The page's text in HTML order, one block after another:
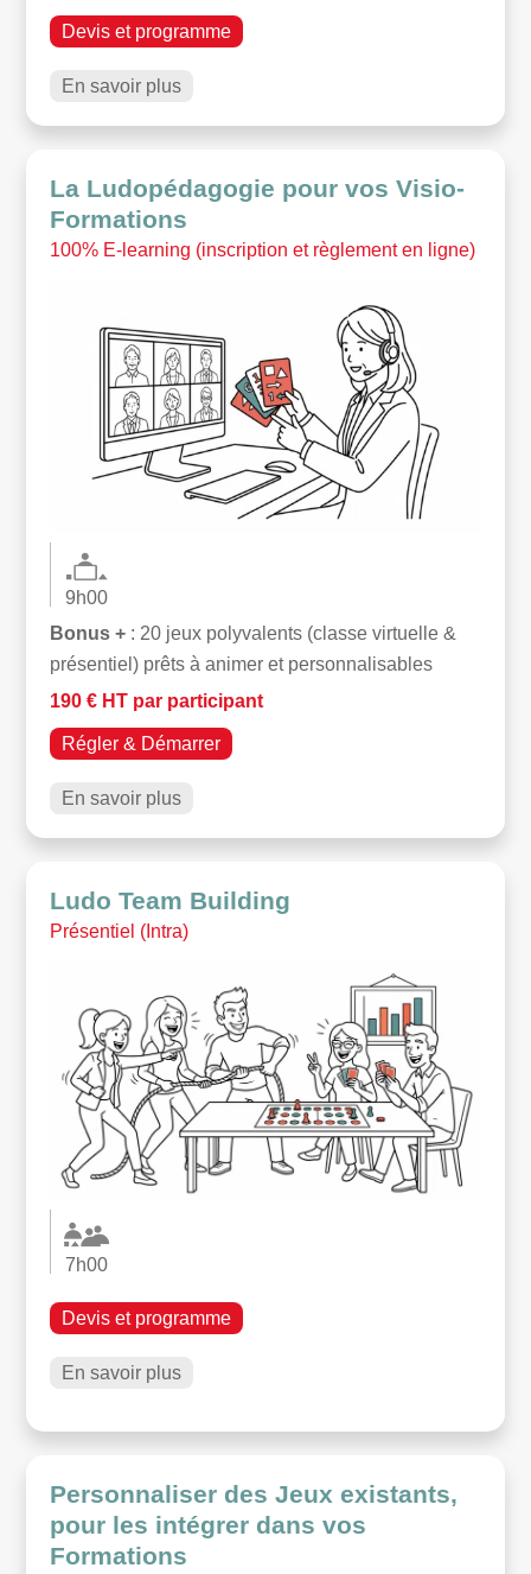
Devis et programme
En savoir plus
La Ludopédagogie pour vos Visio-
Formations
100% E-learning (inscription et règlement en ligne)
9h00
Bonus + : 20 jeux polyvalents (classe virtuelle &
présentiel) prêts à animer et personnalisables
190 € HT par participant
Régler & Démarrer
En savoir plus
Ludo Team Building
Présentiel (Intra)
7h00
Devis et programme
En savoir plus
Personnaliser des Jeux existants,
pour les intégrer dans vos
Formations